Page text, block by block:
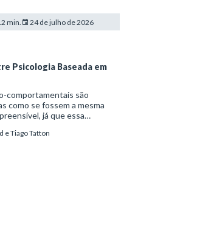
min. 24 de julho de 2026
Psicologia Baseada em
comportamentais são
como se fossem a mesma
já que essa
experimentais,
e Tiago Tatton